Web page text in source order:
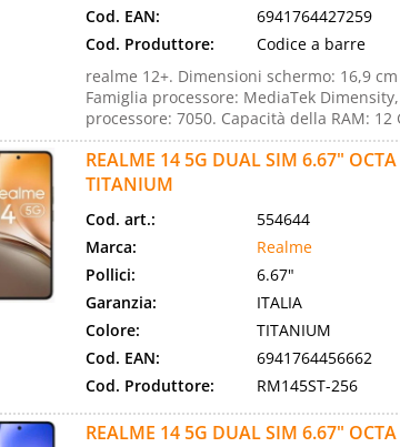
Cod. EAN:
6941764427259
Cod. Produttore:
Codice a barre
realme 12+. Dimensioni schermo: 16,9 cm
Famiglia processore: MediaTek
processore: 7050. Capacità della RAM: 12
REALME 14 5G DUAL SIM 6.67"
TITANIUM
Cod. art.:
554644
Marca:
Realme
Pollici:
6.67"
Garanzia:
ITALIA
Colore:
TITANIUM
Cod. EAN:
6941764456662
Cod. Produttore:
RM145ST-256
REALME 14 5G DUAL SIM 6.67"